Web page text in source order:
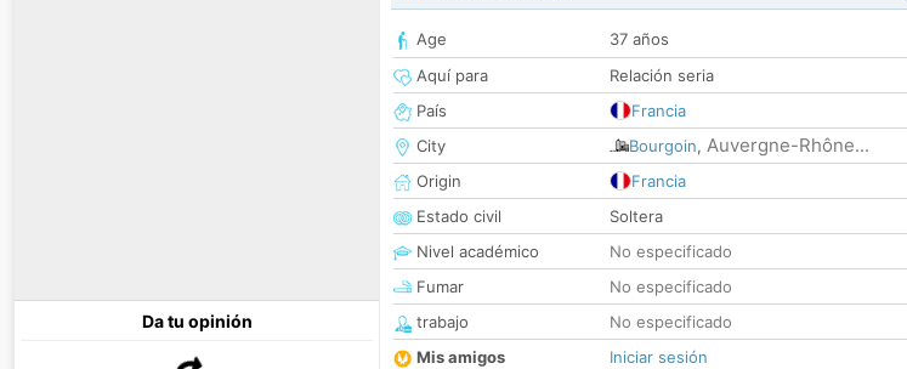
Da tu opinión
Age
37 años
Aquí para
Relación seria
País
Francia
City
Bourgoin, Auvergne-Rhône...
Origin
Francia
Estado civil
Soltera
Nivel académico
No especificado
Fumar
No especificado
trabajo
No especificado
Mis amigos
Iniciar sesión